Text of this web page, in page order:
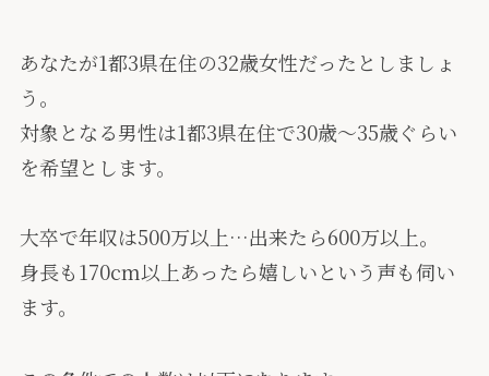
あなたが1都3県在住の32歳女性だったとしましょ
う。
対象となる男性は1都3県在住で30歳〜35歳ぐらい
を希望とします。
大卒で年収は500万以上…出来たら600万以上。
身長も170cm以上あったら嬉しいという声も伺い
ます。